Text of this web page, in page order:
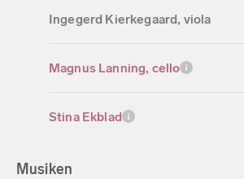
Ingegerd Kierkegaard, viola
Magnus Lanning, cello
Stina Ekblad
Musiken